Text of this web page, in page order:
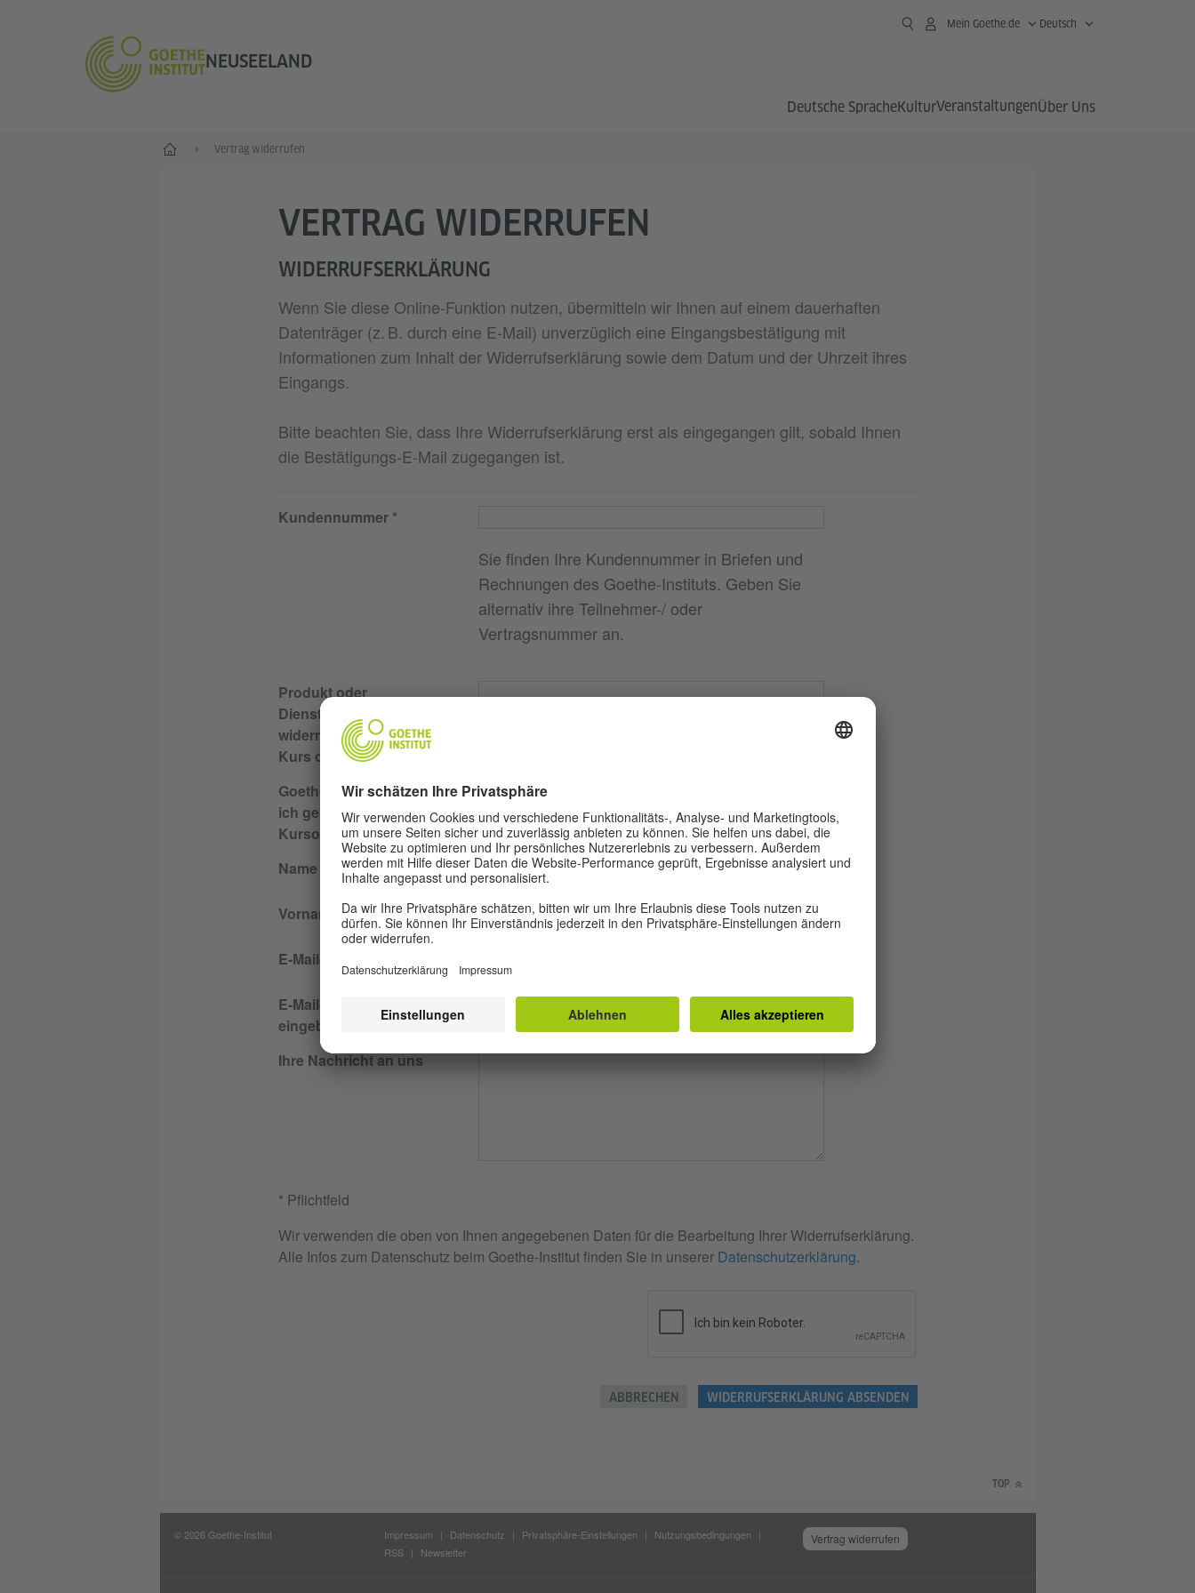
NEUSEELAND
Mein Goethe.de Deutsch
Deutsche SpracheKulturVeranstaltungenÜber Uns
Start Vertrag widerrufen
VERTRAG WIDERRUFEN
WIDERRUFSERKLÄRUNG
Wenn Sie diese Online‑Funktion nutzen, übermitteln wir Ihnen auf einem dauerhaften
Datenträger (z. B. durch eine E‑Mail) unverzüglich eine Eingangsbestätigung mit
Informationen zum Inhalt der Widerrufserklärung sowie dem Datum und der Uhrzeit ihres
Eingangs.
Bitte beachten Sie, dass Ihre Widerrufserklärung erst als eingegangen gilt, sobald Ihnen
die Bestätigungs‑E‑Mail zugegangen ist.
Kundennummer
Sie finden Ihre Kundennummer in Briefen und
Rechnungen des Goethe-Instituts. Geben Sie
alternativ ihre Teilnehmer-/ oder
Vertragsnummer an.
Produkt oder
Dienstleistung, die Sie
widerrufen möchten (z. B.
Kurs oder Prüfung)
Goethe-Institut, bei dem
ich gebucht habe /
Kursort
Name
Vorname
E-Mail-Adresse
E-Mail-Adresse erneut
eingeben
Ihre Nachricht an uns
* Pflichtfeld
Wir verwenden die oben von Ihnen angegebenen Daten für die Bearbeitung Ihrer Widerrufserklärung.
Alle Infos zum Datenschutz beim Goethe-Institut finden Sie in unserer Datenschutzerklärung.
ABBRECHEN WIDERRUFSERKLÄRUNG ABSENDEN
TOP
© 2026 Goethe-Institut Impressum Datenschutz Privatsphäre-Einstellungen
Nutzungsbedingungen
RSS
Newsletter
Vertrag widerrufen